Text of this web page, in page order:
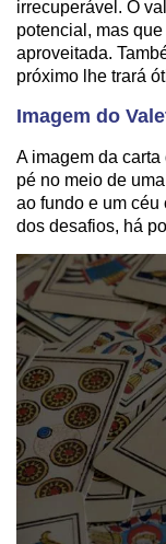
irrecuperável. O
potencial, mas
aproveitada.
próximo lhe trará
Imagem do
A imagem da
pé no meio de
ao fundo e um
dos desafios, há